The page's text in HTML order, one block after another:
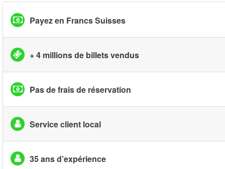
Payez en Francs Suisses
+ 4 millions de billets vendus
Pas de frais de réservation
Service client local
35 ans d’expérience